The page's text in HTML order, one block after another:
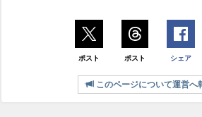
ポスト ポスト シェア
このページについて運営へ